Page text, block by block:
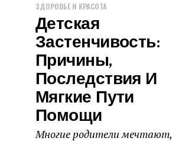
ЗДОРОВЬЕ И КРАСОТА
Детская
Застенчивость:
Причины,
Последствия И
Мягкие Пути
Помощи
Многие родители мечтают,